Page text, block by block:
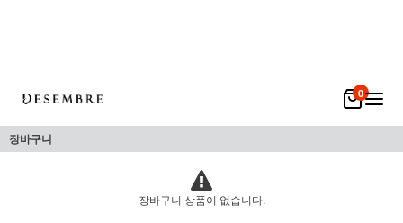
0
장바구니
장바구니 상품이 없습니다.